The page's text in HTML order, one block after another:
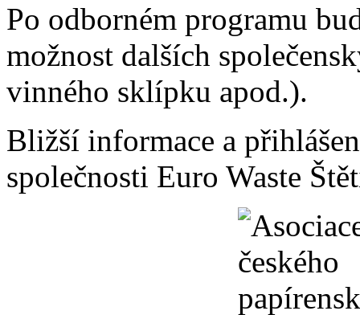
Po odborném programu
možnost dalších
vinného sklípku apod.).
Bližší informace a
společnosti Euro Waste